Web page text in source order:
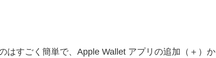
はすごく簡単で、Apple Wallet アプリの追加（＋）か